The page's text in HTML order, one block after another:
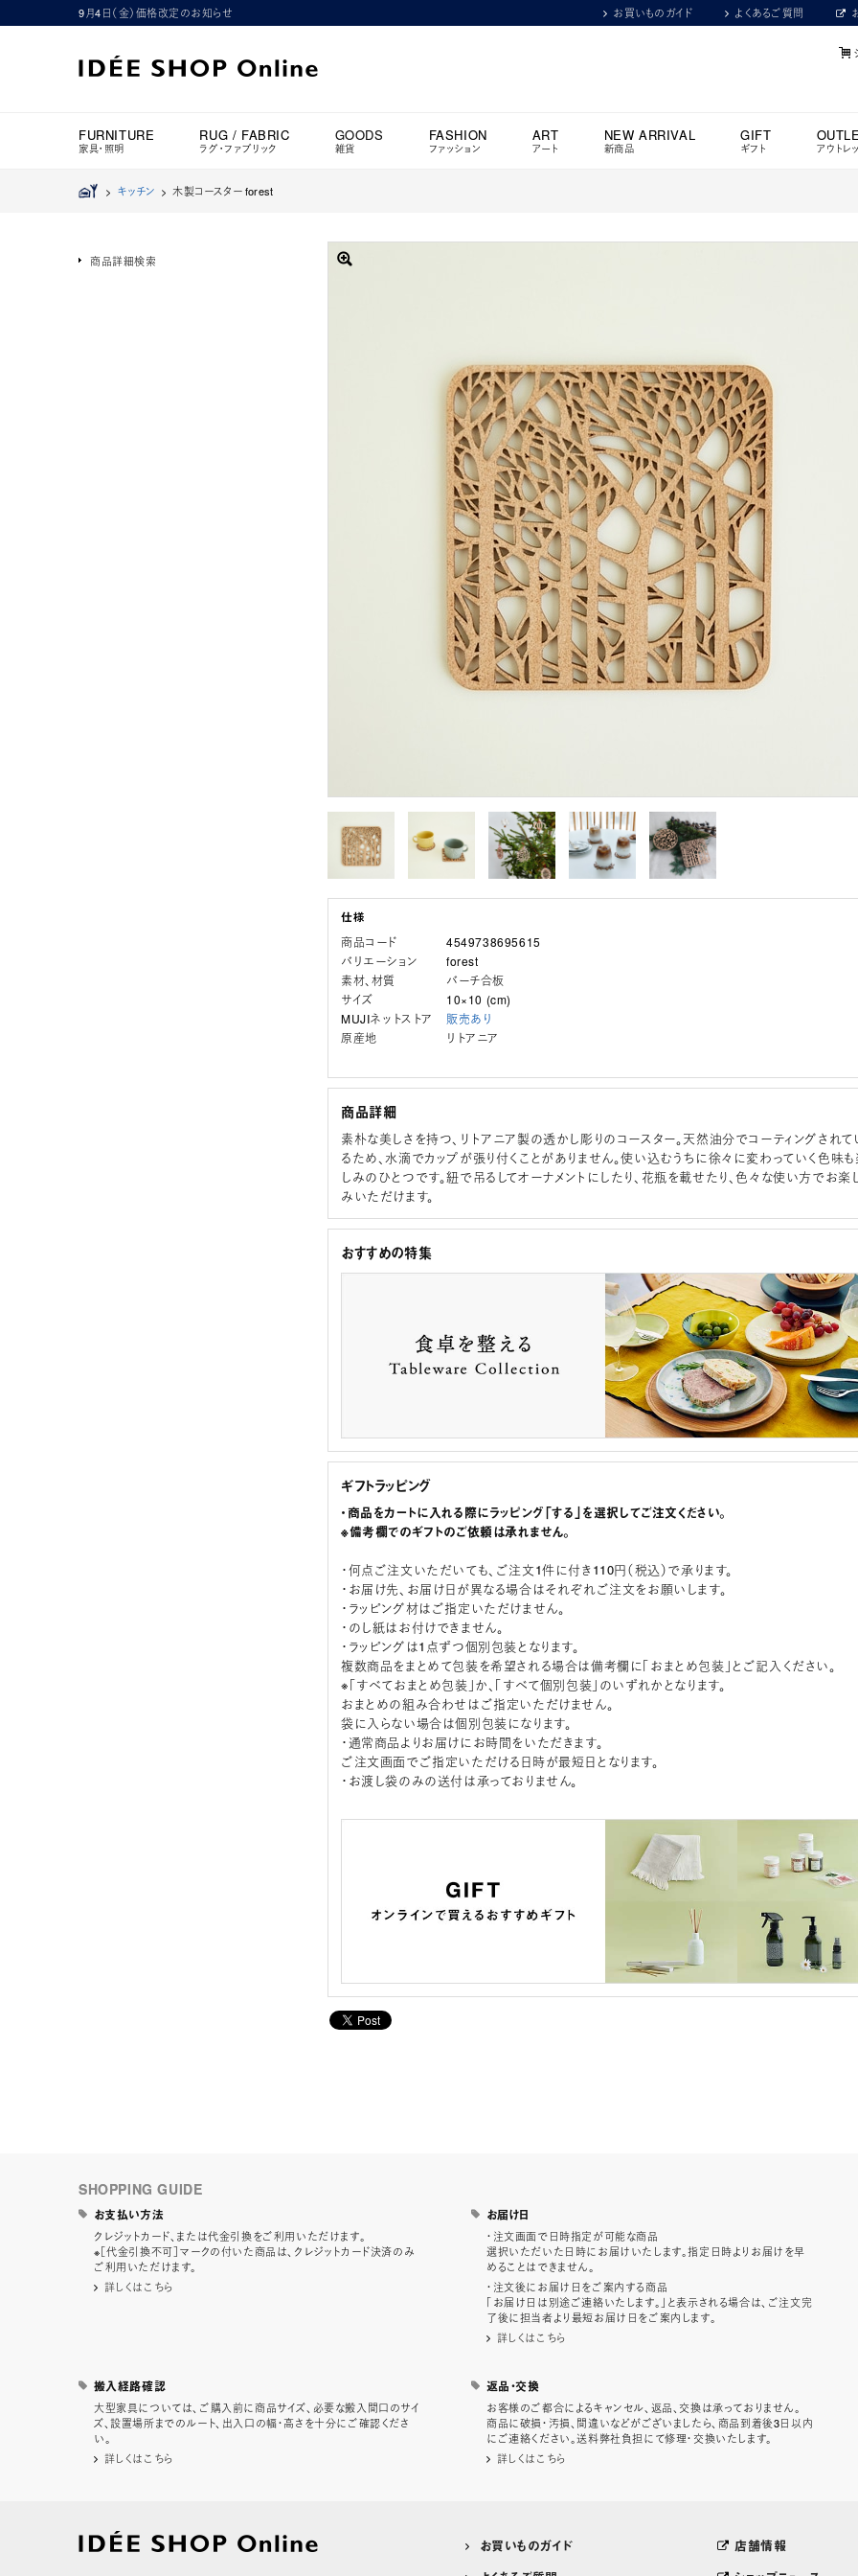
9月4日（金）価格改定のお知らせ お買いものガイド よくあるご質問
FURNITURE
家具・照明
RUG / FABRIC
ラグ・ファブリック
GOODS
雑貨
FASHION
ファッション
ART
アート
NEW ARRIVAL
新商品
GIFT
ギフト アウトレ
> キッチン >木製コースター forest
商品コード
4549738695615
バリエーション
forest
素材、材質
バーチ合板
サイズ
10×10 (cm)
MUJIネットストア
販売あり
原産地
リトアニア
商品詳細
素朴な美しさを持つ、リトアニア製の透かし彫りのコースター。天然油分でコーティングされて
るため、水滴でカップが張り付くことがありません。使い込むうちに徐々に変わっていく色味も
しみのひとつです。紐で吊るしてオーナメントにしたり、花瓶を載せたり、色々な使い方でお楽
みいただけます。
おすすめの特集
ギフトラッピング
・商品をカートに入れる際にラッピング「する」を選択してご注文ください。
※備考欄でのギフトのご依頼は承れません。
・何点ご注文いただいても、ご注文1件に付き110円（税込）で承ります。
・お届け先、お届け日が異なる場合はそれぞれご注文をお願いします。
・ラッピング材はご指定いただけません。
・のし紙はお付けできません。
・ラッピングは1点ずつ個別包装となります。
複数商品をまとめて包装を希望される場合は備考欄に「おまとめ包装」とご記入ください。
※「すべておまとめ包装」か、「すべて個別包装」のいずれかとなります。
おまとめの組み合わせはご指定いただけません。
袋に入らない場合は個別包装になります。
・通常商品よりお届けにお時間をいただきます。
ご注文画面でご指定いただける日時が最短日となります。
・お渡し袋のみの送付は承っておりません。
商品詳細検索
SHOPPING GUIDE
お支払い方法
クレジットカード、または代金引換をご利用いただけます。
※［代金引換不可］マークの付いた商品は、クレジットカード決済のみ
ご利用いただけます。
詳しくはこちら
お届け日
・注文画面で日時指定が可能な商品
選択いただいた日時にお届けいたします。指定日時よりお届けを早
めることはできません。
・注文後にお届け日をご案内する商品
「お届け日は別途ご連絡いたします。」と表示される場合は、ご注文完
了後に担当者より最短お届け日をご案内します。
詳しくはこちら
搬入経路確認
大型家具については、ご購入前に商品サイズ、必要な搬入間口のサイ
ズ、設置場所までのルート、出入口の幅・高さを十分にご確認くださ
い。
詳しくはこちら
返品・交換
お客様のご都合によるキャンセル、返品、交換は承っておりません。
商品に破損・汚損、間違いなどがございましたら、商品到着後3日以内
にご連絡ください。送料弊社負担にて修理・交換いたします。
詳しくはこちら
お買いものガイド
店舗情報